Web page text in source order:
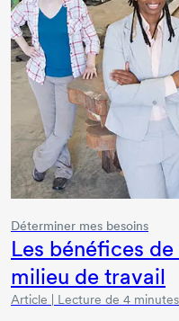
Déterminer mes besoins
Les bénéfices
milieu de travail
Article | Lecture de 4 minutes